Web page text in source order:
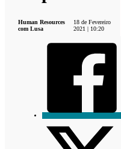
Human Resources
com Lusa
18 de Fevereiro
2021 | 10:20